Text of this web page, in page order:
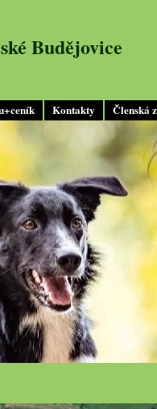
Kontakty Členská
Budějovice